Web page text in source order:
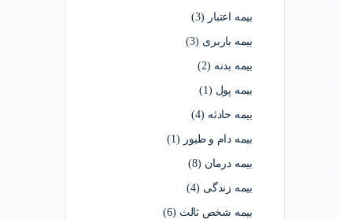
بیمه اعتبار (3)
بیمه باربری (3)
بیمه بدنه (2)
بیمه پول (1)
بیمه حادثه (4)
بیمه دام و طیور (1)
بیمه درمان (8)
بیمه زندگی (4)
بیمه شخص ثالث (6)